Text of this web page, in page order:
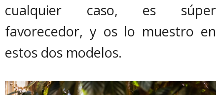
cualquier caso, es súper
favorecedor, y os lo muestro en
estos dos modelos.